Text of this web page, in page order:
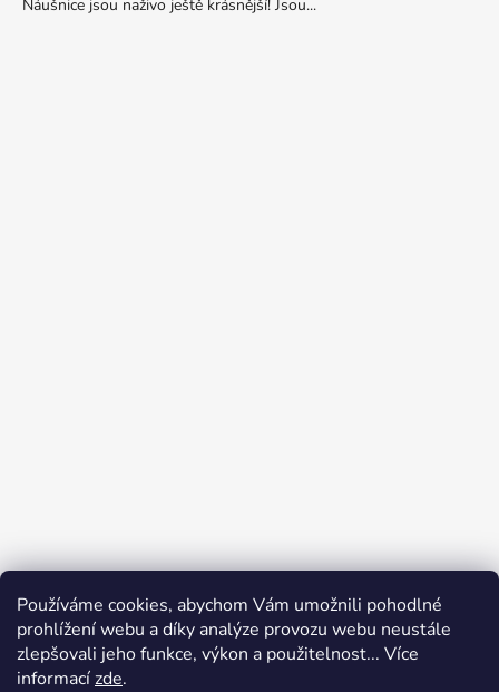
Používáme cookies, abychom Vám umožnili pohodlné
prohlížení webu a díky analýze provozu webu neustále
zlepšovali jeho funkce, výkon a použitelnost... Více
informacízde.
Náušnice jsou naživo ještě krásnější! Jsou...